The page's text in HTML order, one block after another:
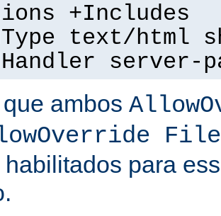
+Includes
text/html
server-
ambos
habilitados para